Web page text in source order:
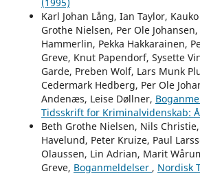
Karl Johan Lång, Ian Taylor,
Grothe Nielsen, Per Ole
Hammerlin, Pekka Hakkarainen,
Greve, Knut Papendorf, Sysette
Garde, Preben Wolf, Lars Munk
Cedermark Hedberg, Per Ole
Andenæs, Leise Døllner,
Tidsskrift for Kriminalvidenskab:
Beth Grothe Nielsen, Nils
Havelund, Peter Kruize, Paul
Olaussen, Lin Adrian, Marit
Greve, Boganmeldelser , Nordisk